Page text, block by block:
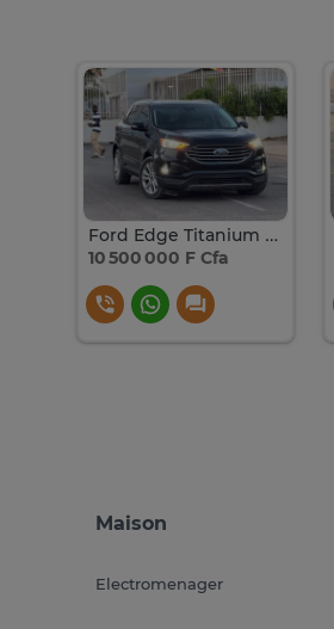
Ford Edge Titanium 2019 4 cylindres 2.0L
10 500 000 F Cfa
Maison
Electromenager